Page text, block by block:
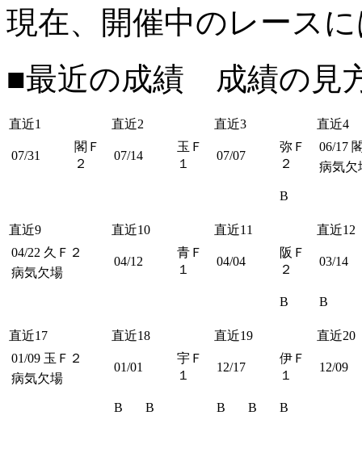
現在、開催中のレース
■最近の成績 成績の見
直近1 直近2 直近3 直近4
07/31
閣Ｆ
２
07/14
玉Ｆ
１
07/07
弥Ｆ
２
B
06/17
病気欠
直近9 直近10 直近11
直近12
04/22 久Ｆ２
病気欠場
04/12
青Ｆ
１
04/04
阪Ｆ
２
B
03/14
B
直近17 直近18 直近19
直近20
01/09 玉Ｆ２
病気欠場
01/01
宇Ｆ
１
B B
12/17
伊Ｆ
１
B B B
12/09